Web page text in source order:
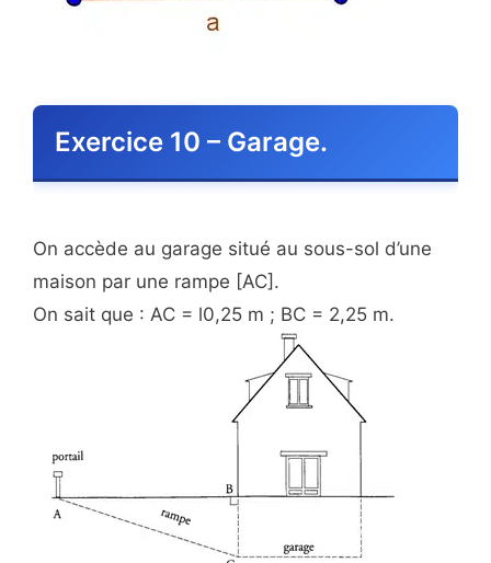
Exercice 10 – Garage.
On accède au garage situé au sous-sol d’une
maison par une rampe [AC].
On sait que : AC = l0,25 m ; BC = 2,25 m.